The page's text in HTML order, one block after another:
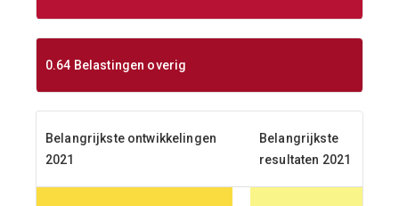
0.64 Belastingen overig
Belangrijkste ontwikkelingen
2021
Belangrijkste
resultaten 2021